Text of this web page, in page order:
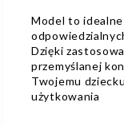
Model to
Dzięki
przemyślanej
Twojemu
użytkowania